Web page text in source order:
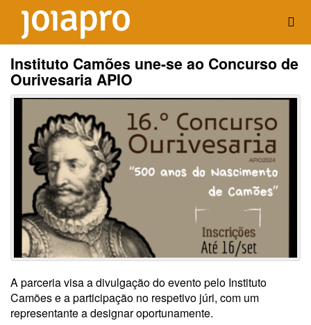
Instituto Camões une-se ao Concurso de
Ourivesaria APIO
A parceria visa a divulgação do evento pelo Instituto
Camões e a participação no respetivo júri, com um
representante a designar oportunamente.